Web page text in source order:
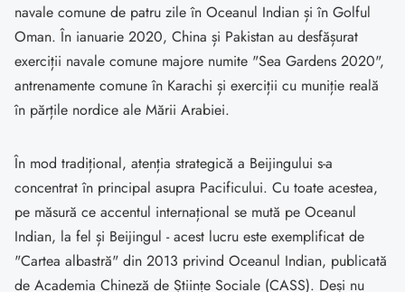
navale comune de patru zile în Oceanul Indian și în Golful
Oman. În ianuarie 2020, China și Pakistan au desfășurat
exerciții navale comune majore numite "Sea Gardens 2020",
antrenamente comune în Karachi și exerciții cu muniție reală
în părțile nordice ale Mării Arabiei.
În mod tradițional, atenția strategică a Beijingului s-a
concentrat în principal asupra Pacificului. Cu toate acestea,
pe măsură ce accentul internațional se mută pe Oceanul
Indian, la fel și Beijingul - acest lucru este exemplificat de
"Cartea albastră" din 2013 privind Oceanul Indian, publicată
de Academia Chineză de Științe Sociale (CASS). Deși nu